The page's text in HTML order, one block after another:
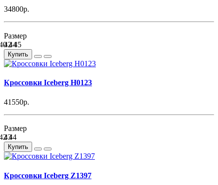
34800р.
Размер
424445
Купить
Кроссовки Iceberg H0123
41550р.
Размер
4344
Купить
Кроссовки Iceberg Z1397